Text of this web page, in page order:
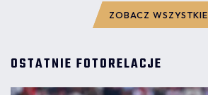
ZOBACZ WSZYSTKIE
OSTATNIE FOTORELACJE